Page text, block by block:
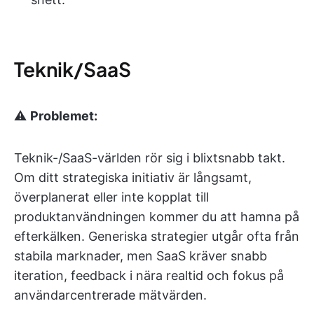
Teknik/SaaS
⚠️ Problemet:
Teknik-/SaaS-världen rör sig i blixtsnabb takt.
Om ditt strategiska initiativ är långsamt,
överplanerat eller inte kopplat till
produktanvändningen kommer du att hamna på
efterkälken. Generiska strategier utgår ofta från
stabila marknader, men SaaS kräver snabb
iteration, feedback i nära realtid och fokus på
användarcentrerade mätvärden.